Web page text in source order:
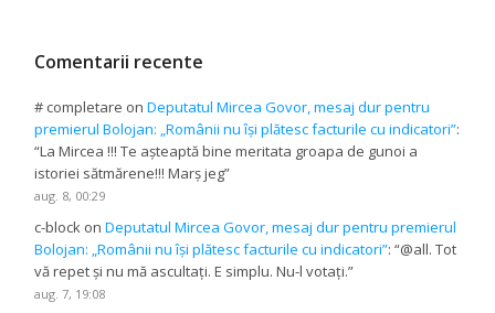
Comentarii recente
# completare onDeputatul Mircea Govor, mesaj dur pentru
premierul Bolojan: „Românii nu își plătesc facturile cu indicatori”:
“La Mircea !!! Te așteaptă bine meritata groapa de gunoi a
istoriei sătmărene!!! Marș jeg”
aug. 8, 00:29
c-block onDeputatul Mircea Govor, mesaj dur pentru premierul
Bolojan: „Românii nu își plătesc facturile cu indicatori”: “@all. Tot
vă repet și nu mă ascultați. E simplu. Nu-l votați.”
aug. 7, 19:08